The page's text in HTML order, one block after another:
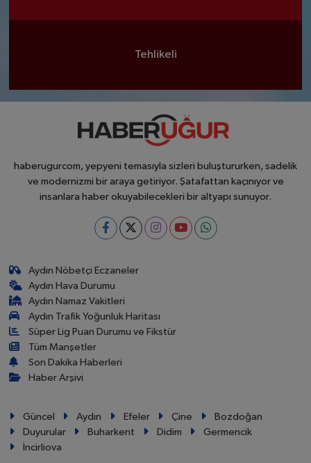
Tehlikeli
haberugurcom, yepyeni temasıyla sizleri buluştururken, sadelik
ve modernizmi bir araya getiriyor. Şatafattan kaçınıyor ve
insanlara haber okuyabilecekleri bir altyapı sunuyor.
Aydın Nöbetçi Eczaneler
Aydın Hava Durumu
Aydın Namaz Vakitleri
Aydın Trafik Yoğunluk Haritası
Süper Lig Puan Durumu ve Fikstür
Tüm Manşetler
Son Dakika Haberleri
Haber Arşivi
Güncel Aydın Efeler Çine
Bozdoğan
Duyurular
Buharkent Didim
Germencik
İncirliova